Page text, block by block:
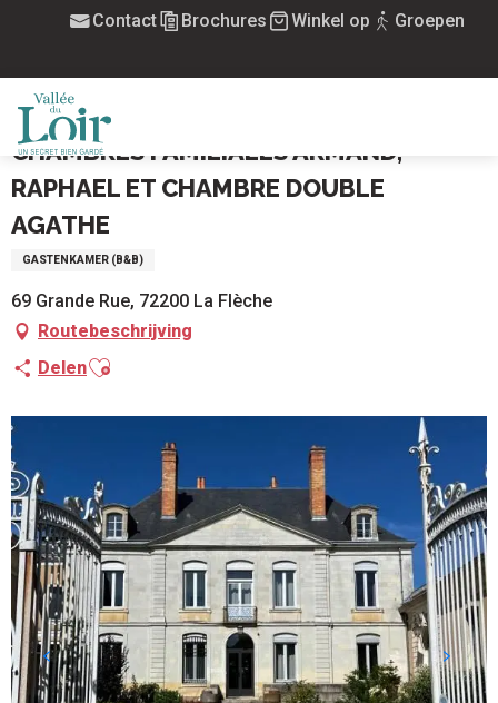
principal
Contact Brochures Winkel op Groepen
CHAMBRES FAMILIALES ARMAND,
RAPHAEL ET CHAMBRE DOUBLE
AGATHE
GASTENKAMER (B&B)
69 Grande Rue, 72200 La Flèche
Routebeschrijving
DelenAjouter aux favoris